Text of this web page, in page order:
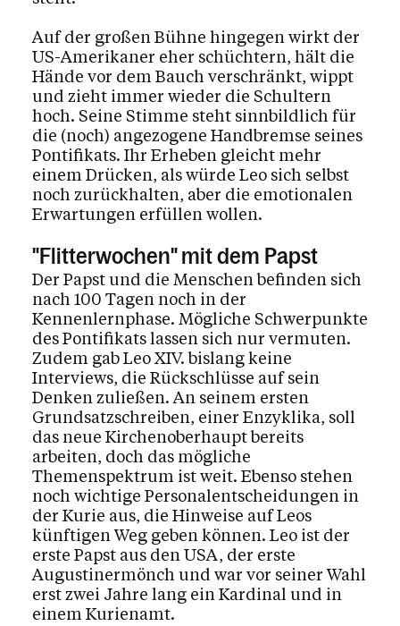
Auf der großen Bühne hingegen wirkt der
US-Amerikaner eher schüchtern, hält die
Hände vor dem Bauch verschränkt, wippt
und zieht immer wieder die Schultern
hoch. Seine Stimme steht sinnbildlich für
die (noch) angezogene Handbremse seines
Pontifikats. Ihr Erheben gleicht mehr
einem Drücken, als würde Leo sich selbst
noch zurückhalten, aber die emotionalen
Erwartungen erfüllen wollen.
"Flitterwochen" mit dem Papst
Der Papst und die Menschen befinden sich
nach 100 Tagen noch in der
Kennenlernphase. Mögliche Schwerpunkte
des Pontifikats lassen sich nur vermuten.
Zudem gab Leo XIV. bislang keine
Interviews, die Rückschlüsse auf sein
Denken zuließen. An seinem ersten
Grundsatzschreiben, einer Enzyklika, soll
das neue Kirchenoberhaupt bereits
arbeiten, doch das mögliche
Themenspektrum ist weit. Ebenso stehen
noch wichtige Personalentscheidungen in
der Kurie aus, die Hinweise auf Leos
künftigen Weg geben können. Leo ist der
erste Papst aus den USA, der erste
Augustinermönch und war vor seiner Wahl
erst zwei Jahre lang ein Kardinal und in
einem Kurienamt.